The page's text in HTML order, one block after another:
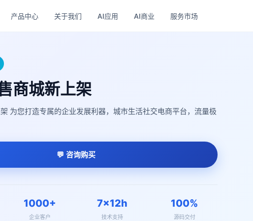
产品中心 关于我们 AI应用 AI商业 服务市场
商城新上架
为您打造专属的企业发展利器，城市生活社交电商平台，流量极
💬 咨询购买
1000+
企业客户
7×12h
技术支持
100%
源码交付